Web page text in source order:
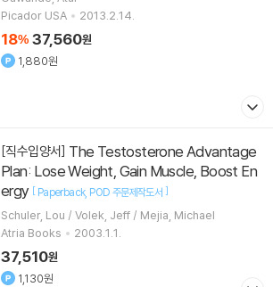
Picador USA
2013.2.14.
18% 37,560원
1,880원
[직수입양서]
Plan: Lose Weight, Gain Muscle, Boost En
ergy [ Paperback POD 주문제작도서 ]
Schuler, Lou / Volek, Jeff / Mejia, Michael
Atria Books
2003.1.1.
37,510원
1,130원